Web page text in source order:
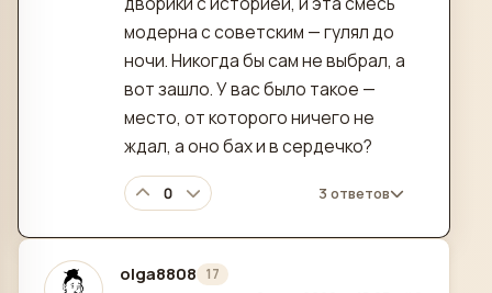
модерна с советским — гулял до
ночи. Никогда бы сам не выбрал, а
вот зашло. У вас было такое —
место, от которого ничего не
ждал, а оно бах и в сердечко?
0 3 ответов
olga8808 17